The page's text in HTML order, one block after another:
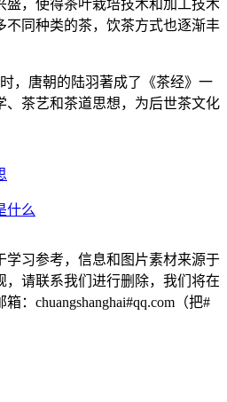
盛，使得茶叶栽培技术和加工技术
不同种类的茶，饮茶方式也逐渐丰
，唐朝的陆羽著成了《茶经》一
、茶艺和茶道思想，为后世茶文化
什么
学习参考，信息和图片素材来源于
，请联系我们进行删除，我们将在
：chuangshanghai#qq.com（把#